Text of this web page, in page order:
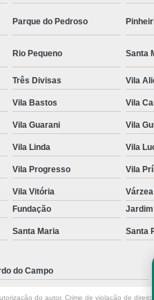
Parque do Pedroso
Rio Pequeno Santa
Três Divisas Vila
Vila Bastos Vila
Vila Guarani Vila
Vila Linda Vila
Vila Progresso Vila
Vila Vitória
Fundação
Santa Maria Santa
do Campo
do autor. Crime de violação de